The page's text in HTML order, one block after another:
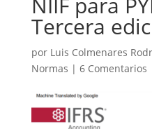
Tercera
por Luis Colmenares
Normas | 6 Comentarios